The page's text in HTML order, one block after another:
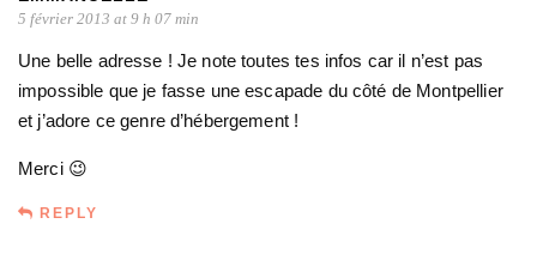
5 février 2013 at 9 h 07 min
Une belle adresse ! Je note toutes tes infos car il n’est pas
impossible que je fasse une escapade du côté de Montpellier
et j’adore ce genre d’hébergement !
Merci 😉
REPLY